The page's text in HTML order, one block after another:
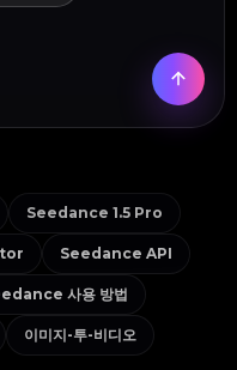
Seedance 1.5 Pro
Seedance API
사용 방법
이미지-투-비디오